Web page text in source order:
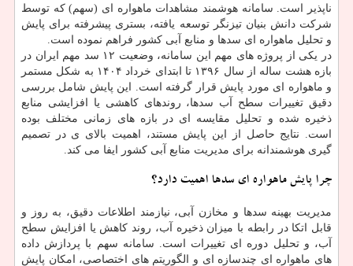
ناپذیر است. سامانه هوشمند مشاهدات ماهواره ای (سهم) که توسط
شرکت دانش بنیان تیزنگر توسعه یافته، بستری پیشرفته برای پایش
و تحلیل ماهواره ای سدها و منابع آبی کشور فراهم نموده است.
در یکی از پروژه های مهم این سامانه، وضعیت ۱۲ سد مهم ایران در
بازه هشت ساله از سال ۱۳۹۶ تا ابتدای خرداد ۱۴۰۴ به شکل مستمر
و ماهواره ای مورد پایش قرار گرفته است. این پایش شامل بررسی
دقیق تغییرات سطح آب سدها، روندهای کاهشی یا افزایشی منابع
ذخیره شده و تحلیل مقایسه ای در بازه های زمانی مختلف بوده
است. نتایج حاصل از این پایش مستند، اهمیت بالای ی در تصمیم
گیری هوشمندانه برای مدیریت منابع آبی کشور ایفا می کند.
چرا پایش ماهواره ای سدها اهمیت دارد؟
مدیریت بهینه سدها و مخازن آبی، نیازمند اطلاعات دقیق، به روز و
قابل اتکا در رابطه با میزان ذخیره آب، روند کاهش یا افزایش سطح
آب، و تحلیل دوره ای تغییرات است. سامانه سهم با پردازش داده
های ماهواره ای چندسازه ای و الگوریتم های اختصاصی، امکان پایش